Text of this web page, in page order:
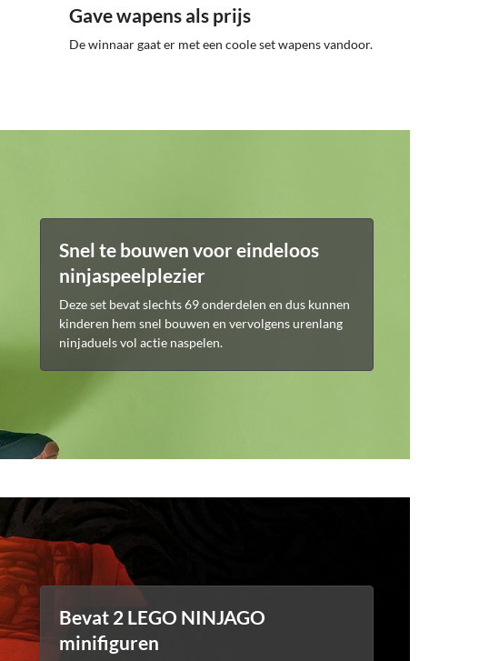
Gave wapens als prijs
De winnaar gaat er met een coole set wapens vandoor.
Snel te bouwen voor eindeloos
ninjaspeelplezier
Deze set bevat slechts 69 onderdelen en dus kunnen
kinderen hem snel bouwen en vervolgens urenlang
ninjaduels vol actie naspelen.
Bevat 2 LEGO NINJAGO
minifiguren